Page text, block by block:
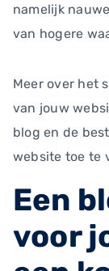
namelijk
van hogere
Meer over het
van jouw
blog en de
website toe te
Een
voor